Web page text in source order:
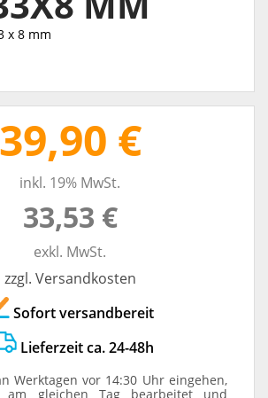
x 8 mm
39,90 €
inkl. 19% MwSt.
33,53 €
exkl. MwSt.
zzgl. Versandkosten
Sofort versandbereit
Lieferzeit ca. 24-48h
Werktagen vor 14:30 Uhr eingehen,
am gleichen Tag bearbeitet und